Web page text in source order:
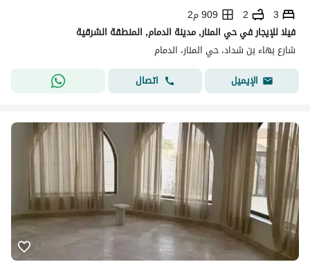
3
2
909 م2
فيلا للإيجار في حي المنار, مدينة الدمام, المنطقة الشرقية
شارع بهاء بن شداد، حي المنار، الدمام
الإيميل
اتصال